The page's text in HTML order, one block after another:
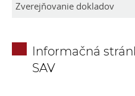
Informačná
SAV